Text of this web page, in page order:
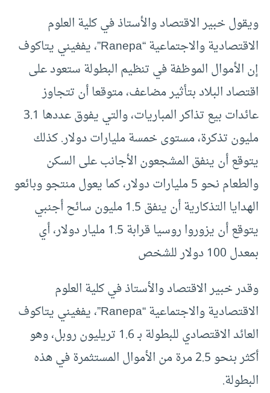
ويقول خبير الاقتصاد والأستاذ في كلية العلوم
الاقتصادية والاجتماعية “Ranepa”، يفغيني يتاكوف
إن الأموال الموظفة في تنظيم البطولة ستعود على
اقتصاد البلاد بتأثير مضاعف، متوقعا أن تتجاوز
عائدات بيع تذاكر المباريات، والتي يفوق عددها 3.1
مليون تذكرة، مستوى خمسة مليارات دولار. كذلك
يتوقع أن ينفق المشجعون الأجانب على السكن
والطعام نحو 5 مليارات دولار، كما يعول منتجو وبائعو
الهدايا التذكارية أن ينفق 1.5 مليون سائح أجنبي
يتوقع أن يزوروا روسيا قرابة 1.5 مليار دولار، أي
بمعدل 100 دولار للشخص
وقدر خبير الاقتصاد والأستاذ في كلية العلوم
الاقتصادية والاجتماعية “Ranepa”، يفغيني يتاكوف
العائد الاقتصادي للبطولة بـ 1.6 تريليون روبل، وهو
أكثر بنحو 2.5 مرة من الأموال المستثمرة في هذه
البطولة.